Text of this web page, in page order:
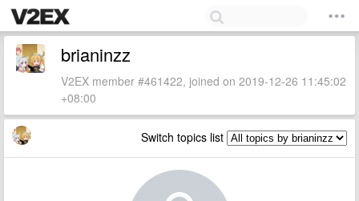
brianinzz
V2EX member #461422, joined on 2019-12-26 11:45:02
+08:00
Switch topics list